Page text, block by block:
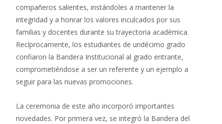
compañeros salientes, instándoles a mantener la
integridad y a honrar los valores inculcados por sus
familias y docentes durante su trayectoria académica.
Recíprocamente, los estudiantes de undécimo grado
confiaron la Bandera Institucional al grado entrante,
comprometiéndose a ser un referente y un ejemplo a
seguir para las nuevas promociones.
La ceremonia de este año incorporó importantes
novedades. Por primera vez, se integró la Bandera del